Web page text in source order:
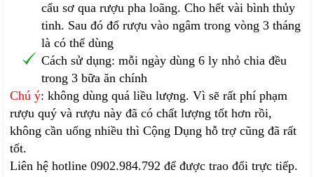
cẩu sơ qua rượu pha loãng. Cho hết vài bình thủy
tinh. Sau đó đổ rượu vào ngâm trong vòng 3 tháng
là có thể dùng
Cách sử dụng: mỗi ngày dùng 6 ly nhỏ chia đều
trong 3 bữa ăn chính
Chú ý: không dùng quá liều lượng. Vì sẽ rất phí phạm
rượu quý và rượu này đã có chất lượng tốt hơn rồi,
không cần uống nhiều thì Cộng Dụng hỗ trợ cũng đã rất
tốt.
Liên hệ hotline 0902.984.792 để được trao đổi trực tiếp.